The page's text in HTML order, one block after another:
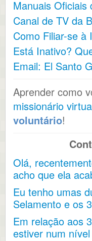
Manuais Oficiais
Canal de TV da
Como Filiar-se à
Está Inativo?
Email: El Santo
Aprender como
missionário
voluntário!
Olá,
acho que ela
Eu tenho umas
Selamento e os
Em relação aos
estiver num